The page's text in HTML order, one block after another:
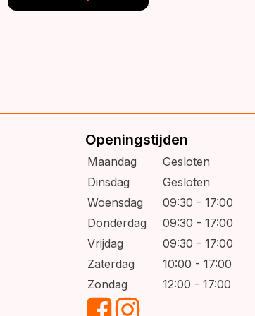
Openingstijden
Maandag
Gesloten
Dinsdag
Gesloten
Woensdag
09:30 - 17:00
Donderdag
09:30 - 17:00
Vrijdag
09:30 - 17:00
Zaterdag
10:00 - 17:00
Zondag
12:00 - 17:00